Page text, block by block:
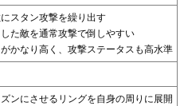
スタン攻撃を繰り出す
した敵を通常攻撃で倒しやすい
がかなり高く、攻撃ステータスも高水準
ズンにさせるリングを自身の周りに展開